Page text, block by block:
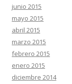
junio 2015
mayo 2015
abril 2015
marzo 2015
febrero 2015
enero 2015
diciembre 2014